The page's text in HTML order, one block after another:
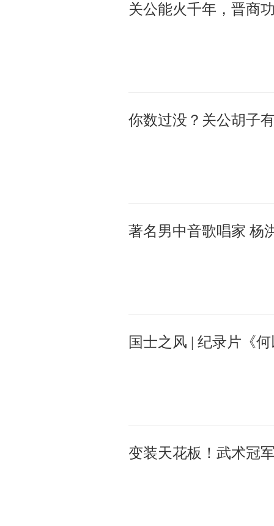
关公能火千年，晋商
你数过没？关公胡子
国士之风 | 纪录片《
变装天花板！武术冠